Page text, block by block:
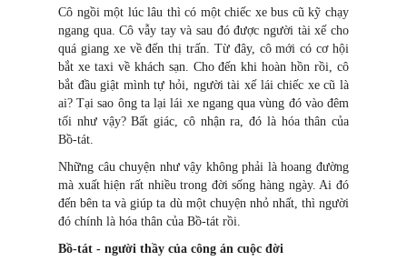
Cô ngồi một lúc lâu thì có một chiếc xe bus cũ kỹ chạy
ngang qua. Cô vẫy tay và sau đó được người tài xế cho
quá giang xe về đến thị trấn. Từ đây, cô mới có cơ hội
bắt xe taxi về khách sạn. Cho đến khi hoàn hồn rồi, cô
bắt đầu giật mình tự hỏi, người tài xế lái chiếc xe cũ là
ai? Tại sao ông ta lại lái xe ngang qua vùng đó vào đêm
tối như vậy? Bất giác, cô nhận ra, đó là hóa thân của
Bồ-tát.
Những câu chuyện như vậy không phải là hoang đường
mà xuất hiện rất nhiều trong đời sống hàng ngày. Ai đó
đến bên ta và giúp ta dù một chuyện nhỏ nhất, thì người
đó chính là hóa thân của Bồ-tát rồi.
Bồ-tát - người thầy của công án cuộc đời